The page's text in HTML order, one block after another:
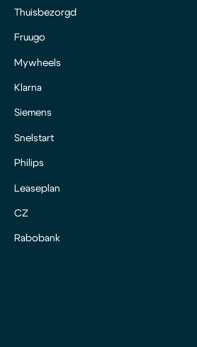
Thuisbezorgd
Fruugo
Mywheels
Klarna
Siemens
Snelstart
Philips
Leaseplan
CZ
Rabobank